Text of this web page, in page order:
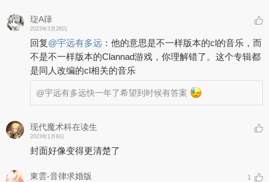
琁A箻
2023年3月26日
回复@宇远有多远 ： 他的意思是不一样版本的cl的音乐，而
不是不一样版本的Clannad游戏，你理解错了。这个专辑都
是同人改编的cl相关的音乐
@宇远有多远快一年了希望到时候有答案
现代魔术科在读生
2023年1月8日
封面好像变得更清楚了
東雲-音律求婚版 1